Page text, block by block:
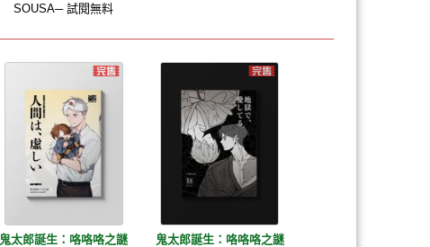
SOUSA─ 試閱無料
鬼太郎誕生：咯咯咯之謎
鬼太郎誕生：咯咯咯之謎